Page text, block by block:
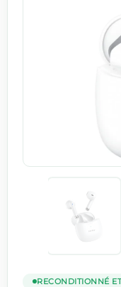
RECONDITIONNÉ